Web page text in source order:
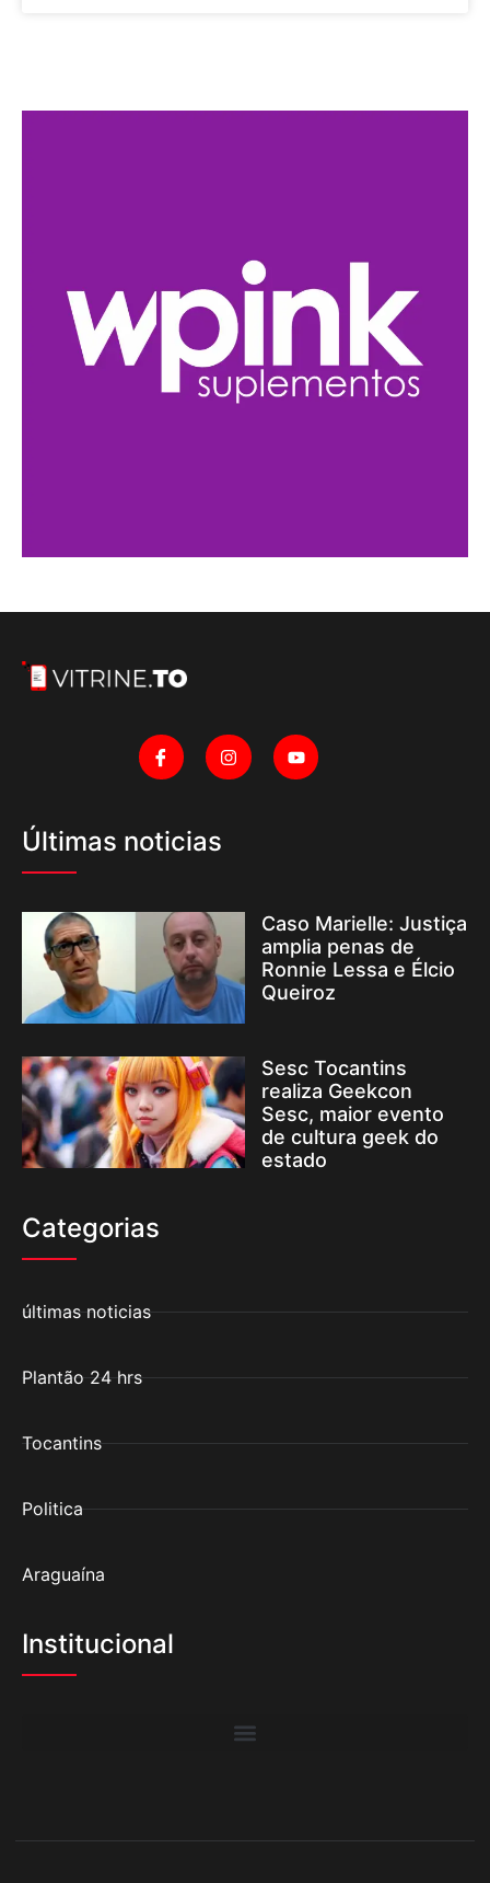
Últimas noticias
Caso Marielle: Justiça
amplia penas de
Ronnie Lessa e Élcio
Queiroz
Sesc Tocantins
realiza Geekcon
Sesc, maior evento
de cultura geek do
estado
Categorias
últimas noticias
Plantão 24 hrs
Tocantins
Politica
Araguaína
Institucional